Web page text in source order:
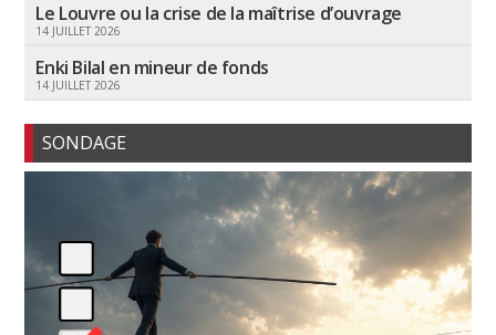
Le Louvre ou la crise de la maîtrise d’ouvrage
14 JUILLET 2026
Enki Bilal en mineur de fonds
14 JUILLET 2026
SONDAGE